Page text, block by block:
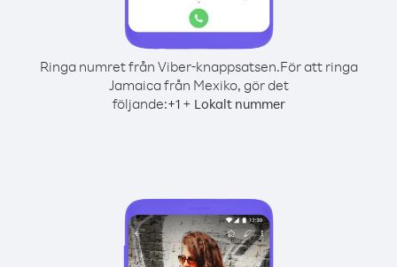
Ringa numret från Viber-knappsatsen.För att ringa
Jamaica från Mexiko, gör det
följande:+1+ Lokalt nummer